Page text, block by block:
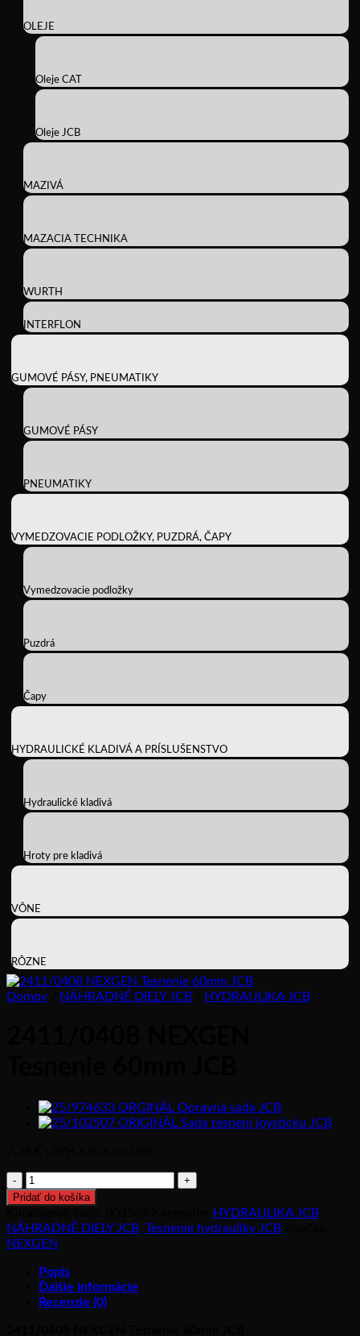
OLEJE
Oleje CAT
Oleje JCB
MAZIVÁ
MAZACIA TECHNIKA
WURTH
INTERFLON
GUMOVÉ PÁSY, PNEUMATIKY
GUMOVÉ PÁSY
PNEUMATIKY
VYMEDZOVACIE PODLOŽKY, PUZDRÁ, ČAPY
Vymedzovacie podložky
Puzdrá
Čapy
HYDRAULICKÉ KLADIVÁ A PRÍSLUŠENSTVO
Hydraulické kladivá
Hroty pre kladivá
VÔNE
RÔZNE
Domov NÁHRADNÉ DIELY JCB HYDRAULIKA JCB
množstvo
2411/0408
NEXGEN
Tesnenie
60mm
Pridať do košíka
HYDRAULIKA JCB
NÁHRADNÉ DIELY JCB Tesnenie hydrauliky JCB
NEXGEN
Popis
Ďalšie informácie
Recenzie (0)